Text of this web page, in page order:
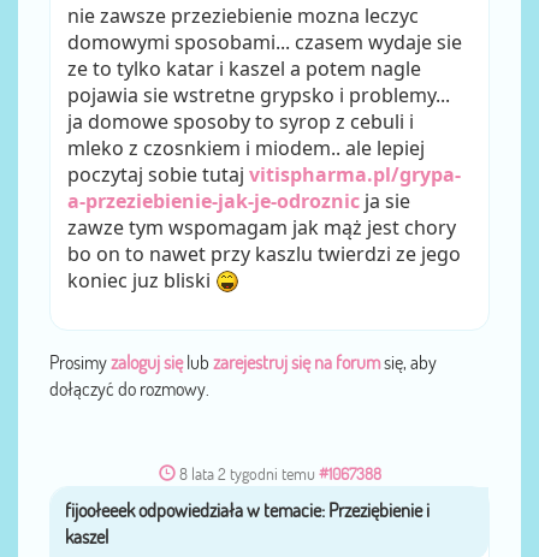
nie zawsze przeziebienie mozna leczyc
domowymi sposobami... czasem wydaje sie
ze to tylko katar i kaszel a potem nagle
pojawia sie wstretne grypsko i problemy...
ja domowe sposoby to syrop z cebuli i
mleko z czosnkiem i miodem.. ale lepiej
poczytaj sobie tutaj vitispharma.pl/grypa-
a-przeziebienie-jak-je-odroznic ja sie
zawze tym wspomagam jak mąż jest chory
bo on to nawet przy kaszlu twierdzi ze jego
koniec juz bliski
Prosimyzaloguj sięlub zarejestruj się na forumsię, aby
dołączyć do rozmowy.
8 lata 2 tygodni temu #1067388
przezfijoołeeek